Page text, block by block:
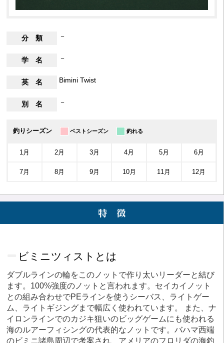
分 類 －
学 名 －
英 名 Bimini Twist
別 名 －
釣りシーズン ベストシーズン 釣れる
1月 2月 3月 4月 5月 6月
7月 8月 9月 10月 11月 12月
ビミニツィストとは
ダブルラインの輪をこのノットで作り太いリーダーと結び
ます。100%強度のノットと言われます。セイカイノット
との組み合わせでPEラインを使うシーバス、ライトゲー
ム、ライトギジングまで幅広く使われています。 また、ナ
イロンラインでのカジキ狙いのビッグゲームにも使われる
海のルアーフィシングの代表的なノットです。バハマ西端
のビミニ諸島周辺で考案され、アメリアのフロリダの海釣